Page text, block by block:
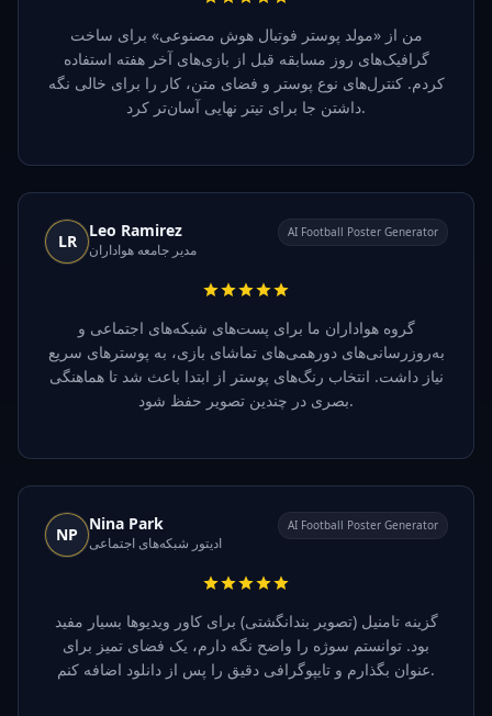
من از «مولد پوستر فوتبال هوش مصنوعی» برای ساخت
گرافیک‌های روز مسابقه قبل از بازی‌های آخر هفته استفاده
کردم. کنترل‌های نوع پوستر و فضای متن، کار را برای خالی نگه
داشتن جا برای تیتر نهایی آسان‌تر کرد.
LR
Leo Ramirez
مدیر جامعه هواداران
AI Football Poster Generator
گروه هواداران ما برای پست‌های شبکه‌های اجتماعی و
به‌روزرسانی‌های دورهمی‌های تماشای بازی، به پوسترهای سریع
نیاز داشت. انتخاب رنگ‌های پوستر از ابتدا باعث شد تا هماهنگی
بصری در چندین تصویر حفظ شود.
NP
Nina Park
ادیتور شبکه‌های اجتماعی
AI Football Poster Generator
گزینه تامنیل (تصویر بندانگشتی) برای کاور ویدیوها بسیار مفید
بود. توانستم سوژه را واضح نگه دارم، یک فضای تمیز برای
عنوان بگذارم و تایپوگرافی دقیق را پس از دانلود اضافه کنم.